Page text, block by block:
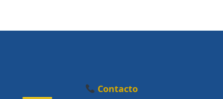
Contacto